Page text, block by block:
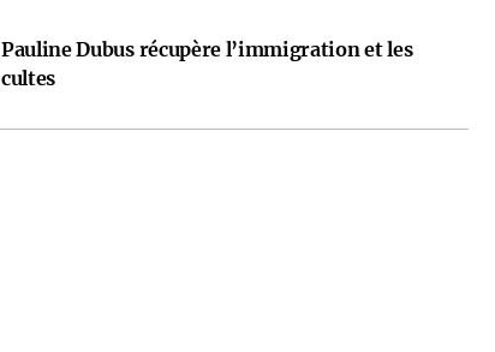
Pauline Dubus récupère l’immigration et les
cultes